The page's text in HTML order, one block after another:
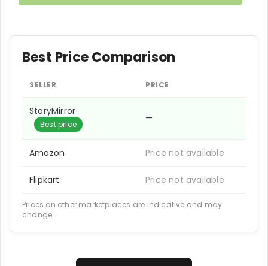
Best Price Comparison
SELLER PRICE
StoryMirror
Best price
—
Amazon Price not available
Flipkart Price not available
Prices on other marketplaces are indicative and may
change.